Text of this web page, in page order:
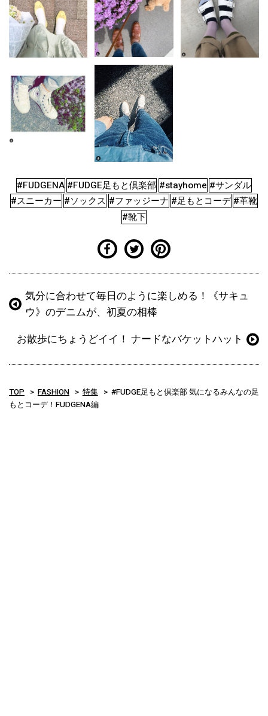
#FUDGENA #FUDGE足もと倶楽部 #stayhome #サンダル
#スニーカー #ソックス #ファッジーナ #足もとコーデ #革靴
#靴下
気分に合わせて毎日のように楽しめる！《サキュ
ウ》のデニムが、初夏の相棒
お散歩にちょうどイイ！ ナードなバケットハット
TOP FASHION 特集
#FUDGE足もと倶楽部 気になるみんなの足
もとコーデ！FUDGENA編